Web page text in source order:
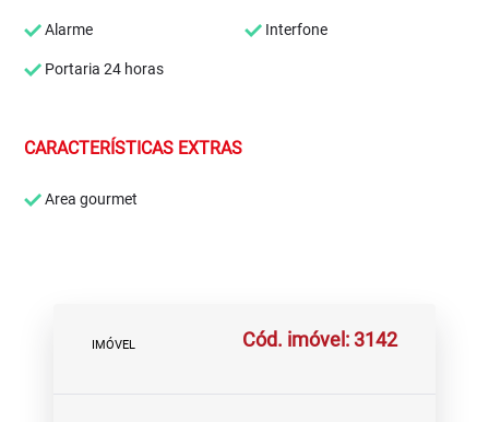
Alarme Interfone
Portaria 24 horas
CARACTERÍSTICAS EXTRAS
Area gourmet
IMÓVEL Cód. imóvel: 3142